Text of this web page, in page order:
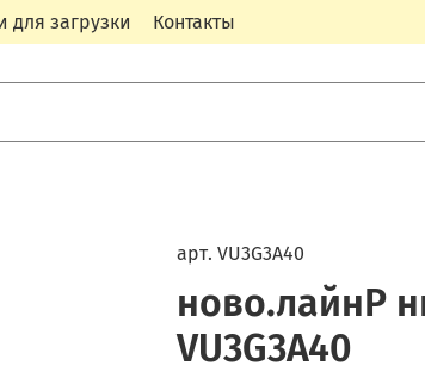
для загрузки Контакты
арт. VU3G3A40
ново.лайнP
VU3G3A40